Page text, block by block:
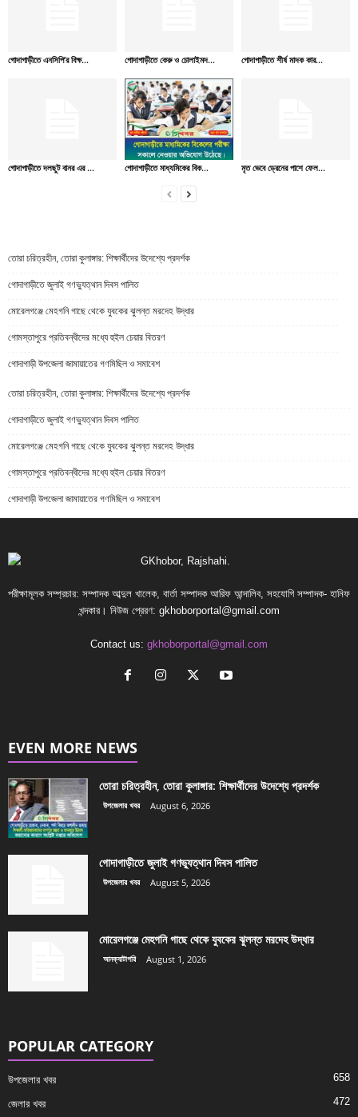
গোদাগাড়ীতে এনসিপি’র বিক্ষ... গোদাগাড়ীতে কেরু ও চোলাইমদ... গোদাগাড়ীতে শীর্ষ মাদক কার...
গোদাগাড়ীতে দলছুট বানর এর ... গোদাগাড়ীতে মাধ্যমিকের বিক... মৃত ভেবে ড্রেনের পাশে ফেল...
তোরা চরিত্রহীন, তোরা কুলাঙ্গার: শিক্ষার্থীদের উদেশ্যে প্রদর্শক
গোদাগাড়ীতে জুলাই গণভ্যুত্থান দিবস পালিত
মোরেলগঞ্জে মেহগনি গাছে থেকে যুবকের ঝুলন্ত মরদেহ উদ্ধার
গোমস্তাপুরে প্রতিবন্ধীদের মধ্যে হুইল চেয়ার বিতরণ
গোদাগাড়ী উপজেলা জামায়াতের গণমিছিল ও সমাবেশ
তোরা চরিত্রহীন, তোরা কুলাঙ্গার: শিক্ষার্থীদের উদেশ্যে প্রদর্শক
গোদাগাড়ীতে জুলাই গণভ্যুত্থান দিবস পালিত
মোরেলগঞ্জে মেহগনি গাছে থেকে যুবকের ঝুলন্ত মরদেহ উদ্ধার
গোমস্তাপুরে প্রতিবন্ধীদের মধ্যে হুইল চেয়ার বিতরণ
গোদাগাড়ী উপজেলা জামায়াতের গণমিছিল ও সমাবেশ
পরীক্ষামূলক সম্প্রচার: সম্পাদক আব্দুল খালেক, বার্তা সম্পাদক আরিফ আন্দালিব, সহযোগি সম্পাদক- হানিফ
খন্দকার। নিউজ প্রেরণ: gkhoborportal@gmail.com
Contact us: gkhoborportal@gmail.com
EVEN MORE NEWS
তোরা চরিত্রহীন, তোরা কুলাঙ্গার: শিক্ষার্থীদের উদেশ্যে প্রদর্শক
উপজেলার খবর August 6, 2026
গোদাগাড়ীতে জুলাই গণভ্যুত্থান দিবস পালিত
উপজেলার খবর August 5, 2026
মোরেলগঞ্জে মেহগনি গাছে থেকে যুবকের ঝুলন্ত মরদেহ উদ্ধার
আনক্যাটাগরি August 1, 2026
POPULAR CATEGORY
উপজেলার খবর 658
জেলার খবর 472